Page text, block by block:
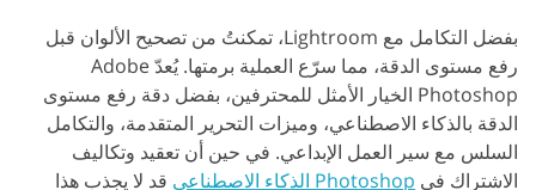
بفضل التكامل مع Lightroom، تمكنتُ من تصحيح الألوان قبل
رفع مستوى الدقة، مما سرّع العملية برمتها. يُعدّ Adobe
Photoshop الخيار الأمثل للمحترفين، بفضل دقة رفع مستوى
الدقة بالذكاء الاصطناعي، وميزات التحرير المتقدمة، والتكامل
السلس مع سير العمل الإبداعي. في حين أن تعقيد وتكاليف
الاشتراك في Photoshop الذكاء الاصطناعي
قد لا يجذب هذا